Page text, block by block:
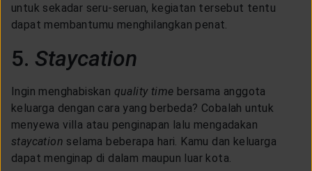
untuk sekadar seru-seruan, kegiatan tersebut tentu
dapat membantumu menghilangkan penat.
5. Staycation
Ingin menghabiskan quality time bersama anggota
keluarga dengan cara yang berbeda? Cobalah untuk
menyewa villa atau penginapan lalu mengadakan
staycation selama beberapa hari. Kamu dan keluarga
dapat menginap di dalam maupun luar kota.